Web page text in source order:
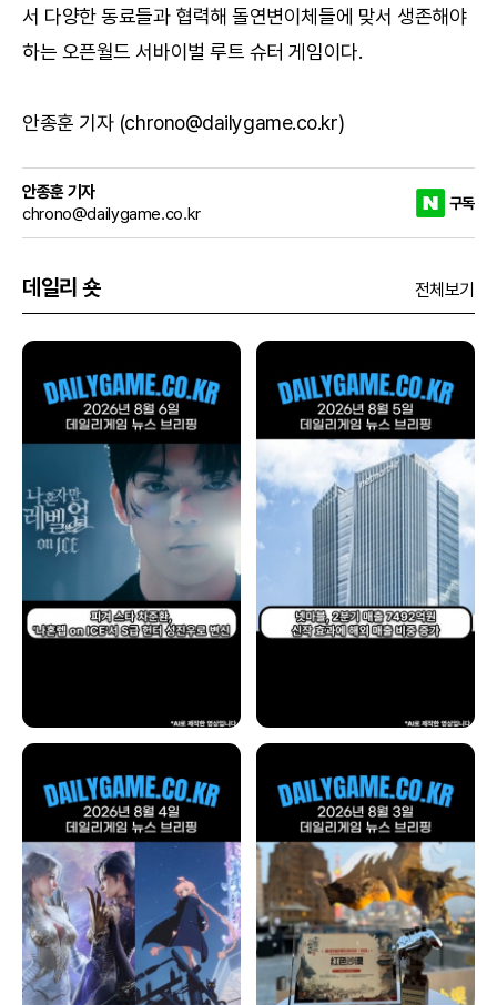
서 다양한 동료들과 협력해 돌연변이체들에 맞서 생존해야
하는 오픈월드 서바이벌 루트 슈터 게임이다.
안종훈 기자 (chrono@dailygame.co.kr)
안종훈 기자
chrono@dailygame.co.kr
구독
데일리 숏 전체보기